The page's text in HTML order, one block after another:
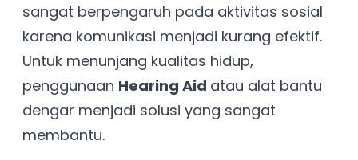
sangat berpengaruh pada aktivitas sosial
karena komunikasi menjadi kurang efektif.
Untuk menunjang kualitas hidup,
penggunaan Hearing Aid atau alat bantu
dengar menjadi solusi yang sangat
membantu.